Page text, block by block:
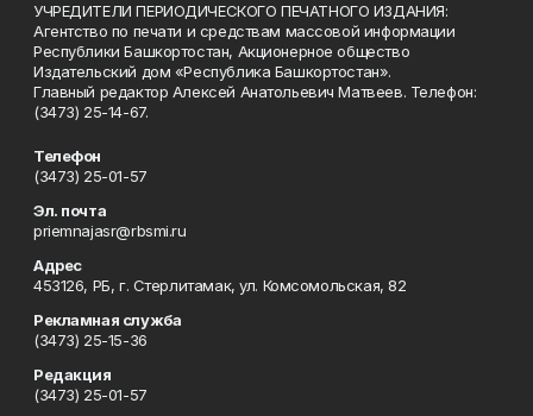
УЧРЕДИТЕЛИ ПЕРИОДИЧЕСКОГО ПЕЧАТНОГО ИЗДАНИЯ:
Агентство по печати и средствам массовой информации
Республики Башкортостан, Акционерное общество
Издательский дом «Республика Башкортостан».
Главный редактор Алексей Анатольевич Матвеев. Телефон:
(3473) 25-14-67.
Телефон
(3473) 25-01-57
Эл. почта
priemnajasr@rbsmi.ru
Адрес
453126, РБ, г. Стерлитамак, ул. Комсомольская, 82
Рекламная служба
(3473) 25-15-36
Редакция
(3473) 25-01-57